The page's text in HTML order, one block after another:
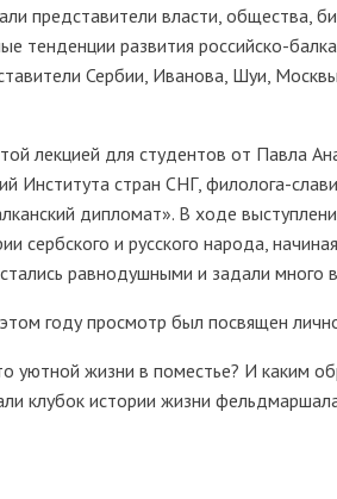
представители власти, общества,
тенденции развития российско-
Сербии, Иванова, Шуи,
лекцией для студентов от Павла
Института стран СНГ, филолога-
дипломат». В ходе
сербского и русского народа,
равнодушными и задали много
году просмотр был посвящен
уютной жизни в поместье? И каким
клубок истории жизни